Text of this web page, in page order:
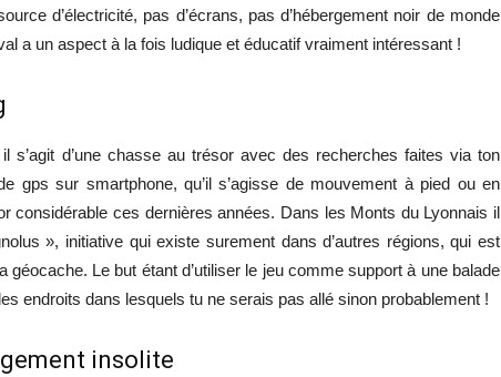
d’électricité, pas d’écrans, pas d’hébergement noir de monde
a un aspect à la fois ludique et éducatif vraiment intéressant !
s’agit d’une chasse au trésor avec des recherches faites via ton
gps sur smartphone, qu’il s’agisse de mouvement à pied ou en
considérable ces dernières années. Dans les Monts du Lyonnais il
», initiative qui existe surement dans d’autres régions, qui est
Le but étant d’utiliser le jeu comme support à une balade
endroits dans lesquels tu ne serais pas allé sinon probablement !
insolite